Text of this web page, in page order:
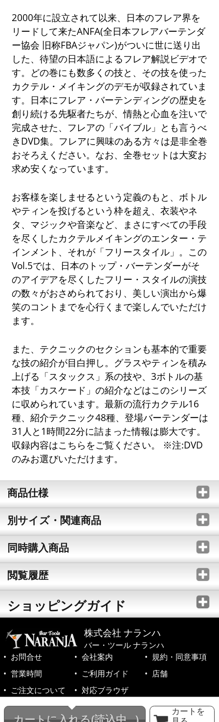
カートを
2000年に設立されて以来、日本のフレア界を
リードして来たANFA(全日本フレアバーテンダ
ー協会 旧称FBAジャパン)がついに世に送り出
した、待望の日本語によるフレア解説ビデオで
す。どの巻にも数多くの技と、その技を使った
カクテル・メイキングのデモが収録されていま
す。日本にフレア・バーテンディングの歴史を
創り続ける先駆者たちが、情熱と心血を注いで
完成させた、フレアの「バイブル」とも言うべ
きDVD集。フレアに興味のある方々は是非全巻
おそろえください。なお、全巻セットは大変お
求め安くなっています。
お客様を楽しませるという定義のもと、ボトル
やティンを投げるという枠を超え、衣装やネ
タ、マジックや音楽など、まさにすべての手段
を尽くしたカクテルメイキングのエンター・テ
インメント、それが「フリースタイル」。この
Vol.5では、日本のトップ・バーテンダーがそ
のアイデアを尽くしたフリー・スタイルの演技
の数々がおさめられており、美しい演出から爆
笑のコントまでを心行くまで楽しんでいただけ
ます。
また、テクニックのセクションも基本的で重要
な技の紹介が目白押し。グラスやティンを積み
上げる「スタックス」系の技や、3ボトルの基
本技「カスケード」の紹介などはこのシリーズ
に収められています。最新の流行カクテル16
種、紹介テクニック48種、登場バーテンダーは
31人と1時間22分に詰まった情報は膨大です。
収録内容はこちらをご覧ください。 ※注:DVD
のみお選びいただけます。
商品仕様
別サイズ・関連商品
同時購入商品
閲覧履歴
ショッピングガイド
株式会社 ナランハ
バー・ツール ナランハ
お問合せ
会社案内
規約・同意事項
営業時間
ご利用ガイド
店舗
ご注文について
対応ブラウザ
©1999-2026 NARANJA Inc. All Rights Reserved.